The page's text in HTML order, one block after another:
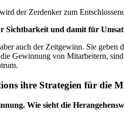
der Zerdenker zum
Sichtbarkeit und damit für
auch der Zeitgewinn. Sie
Gewinnung von Mitarbeitern,
ihre Strategien für die
Wie sieht die